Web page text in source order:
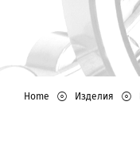
Home Изделия